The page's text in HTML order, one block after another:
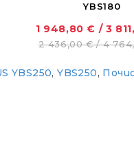
YBS180
1 948,80 € / 3
2 436,00 € / 4
YBS250,YBS250,